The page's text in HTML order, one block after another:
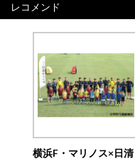
レコメンド
横浜F・マリノス×日清